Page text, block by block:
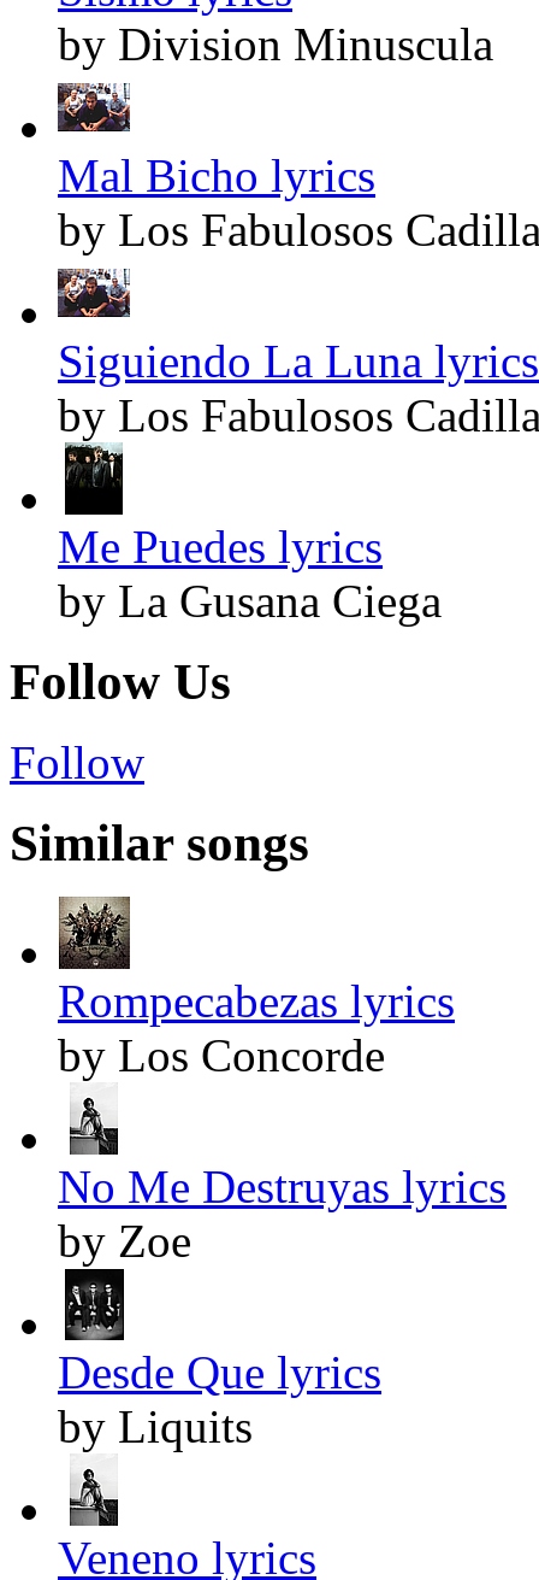
by Division Minuscula
Mal Bicho lyrics
by Los Fabulosos
Siguiendo La Luna lyrics
by Los Fabulosos
Me Puedes lyrics
by La Gusana Ciega
Follow Us
Follow
Similar songs
Rompecabezas lyrics
by Los Concorde
No Me Destruyas lyrics
by Zoe
Desde Que lyrics
by Liquits
Veneno lyrics